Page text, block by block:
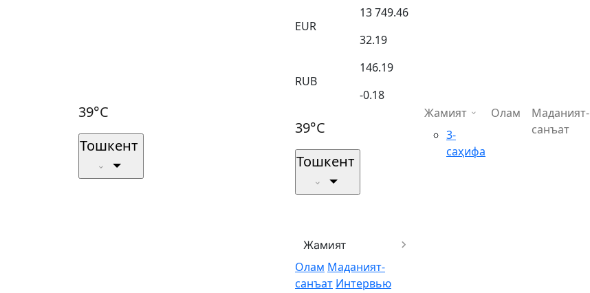
39°C
Тошкент
EUR
13 749.46
32.19
RUB
146.19
-0.18
39°C
Тошкент
Жамият
Олам Маданият-
санъат Интервью
Жамият
3-
саҳифа
Олам
Маданият-
санъат